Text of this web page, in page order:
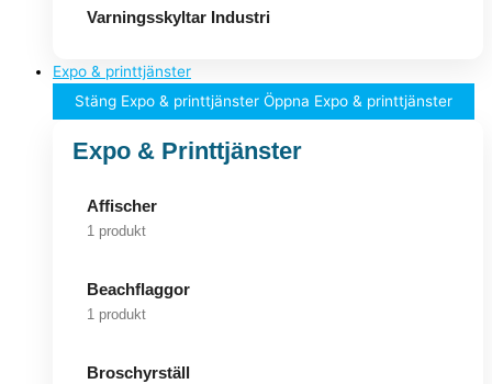
Varningsskyltar Industri
Expo & printtjänster
Stäng Expo & printtjänster Öppna Expo & printtjänster
Expo & Printtjänster
Affischer
1 produkt
Beachflaggor
1 produkt
Broschyrställ